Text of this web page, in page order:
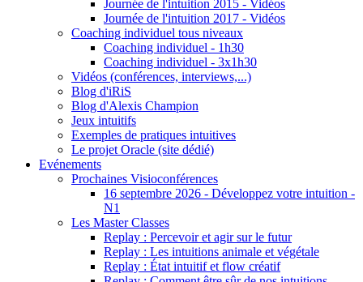
Journée de l'intuition 2015 - Vidéos
Journée de l'intuition 2017 - Vidéos
Coaching individuel tous niveaux
Coaching individuel - 1h30
Coaching individuel - 3x1h30
Vidéos (conférences, interviews,...)
Blog d'iRiS
Blog d'Alexis Champion
Jeux intuitifs
Exemples de pratiques intuitives
Le projet Oracle (site dédié)
Evénements
Prochaines Visioconférences
16 septembre 2026 - Développez votre intuition -
N1
Les Master Classes
Replay : Percevoir et agir sur le futur
Replay : Les intuitions animale et végétale
Replay : État intuitif et flow créatif